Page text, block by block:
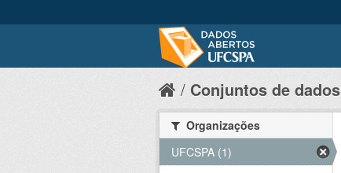
Conjuntos de dados
Organizações
UFCSPA (1)